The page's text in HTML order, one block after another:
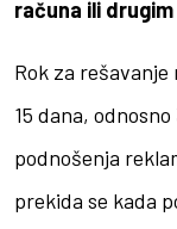
računa ili
Rok za rešavanje
15 dana,
podnošenja
prekida se kada